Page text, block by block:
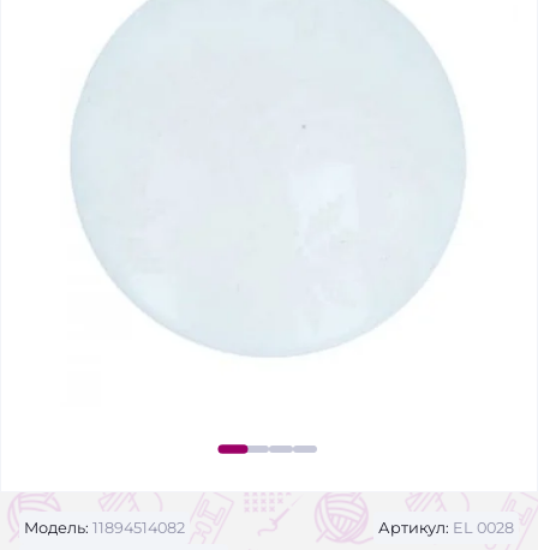
Модель: 11894514082 Артикул: EL 0028